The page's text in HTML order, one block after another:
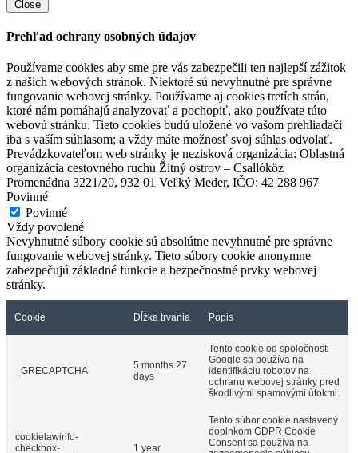
Close
Prehľad ochrany osobných údajov
Používame cookies aby sme pre vás zabezpečili ten najlepší zážitok
z našich webových stránok. Niektoré sú nevyhnutné pre správne
fungovanie webovej stránky. Používame aj cookies tretích strán,
ktoré nám pomáhajú analyzovať a pochopiť, ako používate túto
webovú stránku. Tieto cookies budú uložené vo vašom prehliadači
iba s vaším súhlasom; a vždy máte možnosť svoj súhlas odvolať.
Prevádzkovateľom web stránky je nezisková organizácia: Oblastná
organizácia cestovného ruchu Žitný ostrov – Csallóköz
Promenádna 3221/20, 932 01 Veľký Meder, IČO: 42 288 967
Povinné
Povinné
Vždy povolené
Nevyhnutné súbory cookie sú absolútne nevyhnutné pre správne
fungovanie webovej stránky. Tieto súbory cookie anonymne
zabezpečujú základné funkcie a bezpečnostné prvky webovej
stránky.
Cookie Dĺžka trvania Popis
_GRECAPTCHA
5 months 27
days
Tento cookie od spoločnosti
Google sa používa na
identifikáciu robotov na
ochranu webovej stránky pred
škodlivými spamovými útokmi.
cookielawinfo-
checkbox-
1 year
Tento súbor cookie nastavený
doplnkom GDPR Cookie
Consent sa používa na